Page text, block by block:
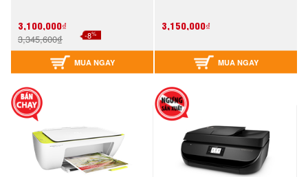
3,100,000₫
3,345,600₫ -8%
MUA NGAY
3,150,000₫
MUA NGAY